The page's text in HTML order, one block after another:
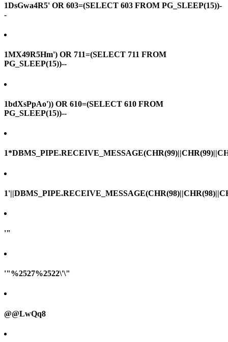
1DsGwa4R5' OR 603=(SELECT 603 FROM PG_SLEEP(15))-
-
1MX49R5Hm') OR 711=(SELECT 711 FROM
PG_SLEEP(15))--
1bdXsPpAo')) OR 610=(SELECT 610 FROM
PG_SLEEP(15))--
'"
'"%2527%2522\'\"
@@LwQq8